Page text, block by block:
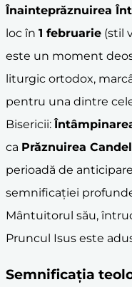
Înainteprăznuirea
loc în 1 februarie (stil
este un moment
liturgic ortodox,
pentru una dintre
Bisericii:
ca Prăznuirea
perioadă de
semnificației
Mântuitorul său,
Pruncul Isus este
Semnificația